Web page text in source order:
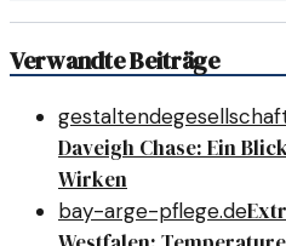
Verwandte Beiträge
Daveigh Chase: Ein
Wirken
bay-arge-pflege.de